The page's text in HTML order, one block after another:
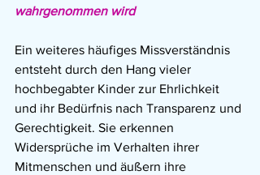
wahrgenommen wird
Ein weiteres häufiges Missverständnis
entsteht durch den Hang vieler
hochbegabter Kinder zur Ehrlichkeit
und ihr Bedürfnis nach Transparenz und
Gerechtigkeit. Sie erkennen
Widersprüche im Verhalten ihrer
Mitmenschen und äußern ihre